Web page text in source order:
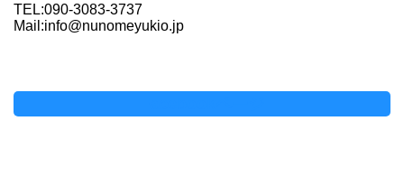
TEL:090-3083-3737
Mail:info@nunomeyukio.jp